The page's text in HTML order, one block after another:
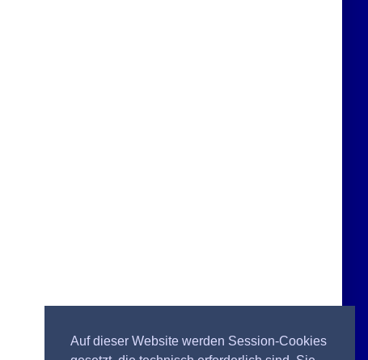
Auf dieser Website werden Session-Cookies